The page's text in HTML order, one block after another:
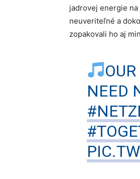
jadrovej energie
neuveriteľné a
zopakovali ho aj
NEED